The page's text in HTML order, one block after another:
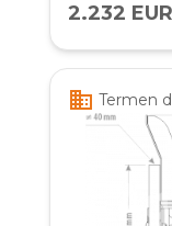
2.232 EUR
business Termen